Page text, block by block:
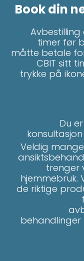
Book din
Avbestilling
timer før
måtte betale
CBIT sitt
trykke på
Du
Veldig
trenger
hjemmebruk.
de riktige
behandlinger